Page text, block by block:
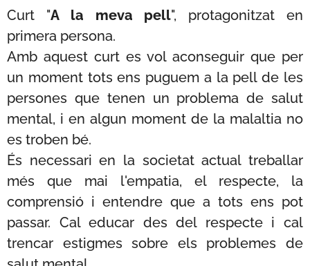
Curt "A la meva pell", protagonitzat en
primera persona.
Amb aquest curt es vol aconseguir que per
un moment tots ens puguem a la pell de les
persones que tenen un problema de salut
mental, i en algun moment de la malaltia no
es troben bé.
És necessari en la societat actual treballar
més que mai l'empatia, el respecte, la
comprensió i entendre que a tots ens pot
passar. Cal educar des del respecte i cal
trencar estigmes sobre els problemes de